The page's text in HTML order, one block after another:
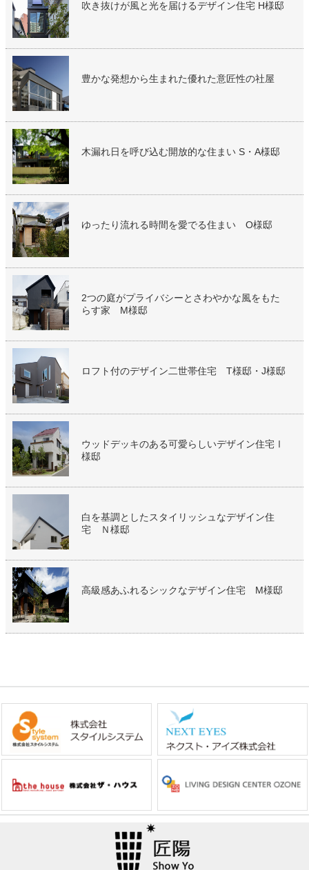
吹き抜けが風と光を届けるデザイン住宅 H様邸
豊かな発想から生まれた優れた意匠性の社屋
木漏れ日を呼び込む開放的な住まい S・A様邸
ゆったり流れる時間を愛でる住まい O様邸
2つの庭がプライバシーとさわやかな風をもた
らす家 M様邸
ロフト付のデザイン二世帯住宅 T様邸・J様邸
ウッドデッキのある可愛らしいデザイン住宅Ⅰ
様邸
白を基調としたスタイリッシュなデザイン住
宅 Ｎ様邸
高級感あふれるシックなデザイン住宅 M様邸